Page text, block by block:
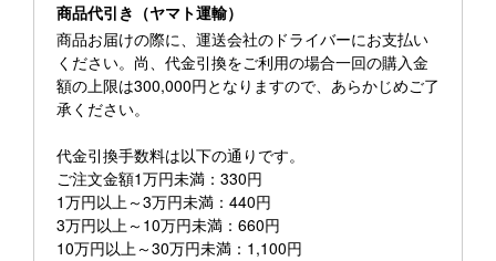
商品代引き（ヤマト運輸）
商品お届けの際に、運送会社のドライバーにお支払い
ください。尚、代金引換をご利用の場合一回の購入金
額の上限は300,000円となりますので、あらかじめご了
承ください。
代金引換手数料は以下の通りです。
ご注文金額1万円未満：330円
1万円以上～3万円未満：440円
3万円以上～10万円未満：660円
10万円以上～30万円未満：1,100円